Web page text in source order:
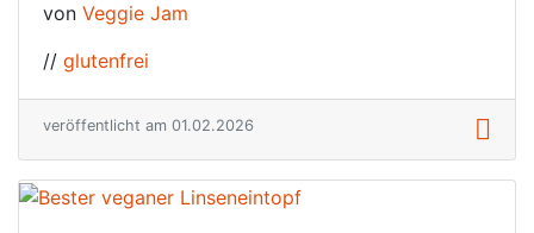
von Veggie Jam
// glutenfrei
veröffentlicht am 01.02.2026